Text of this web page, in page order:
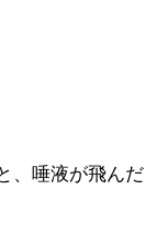
、唾液が飛んだ